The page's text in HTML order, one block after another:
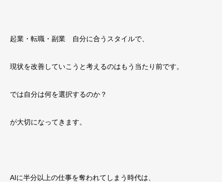
起業・転職・副業 自分に合うスタイルで、
現状を改善していこうと考えるのはもう当たり前です。
では自分は何を選択するのか？
が大切になってきます。
AIに半分以上の仕事を奪われてしまう時代は、